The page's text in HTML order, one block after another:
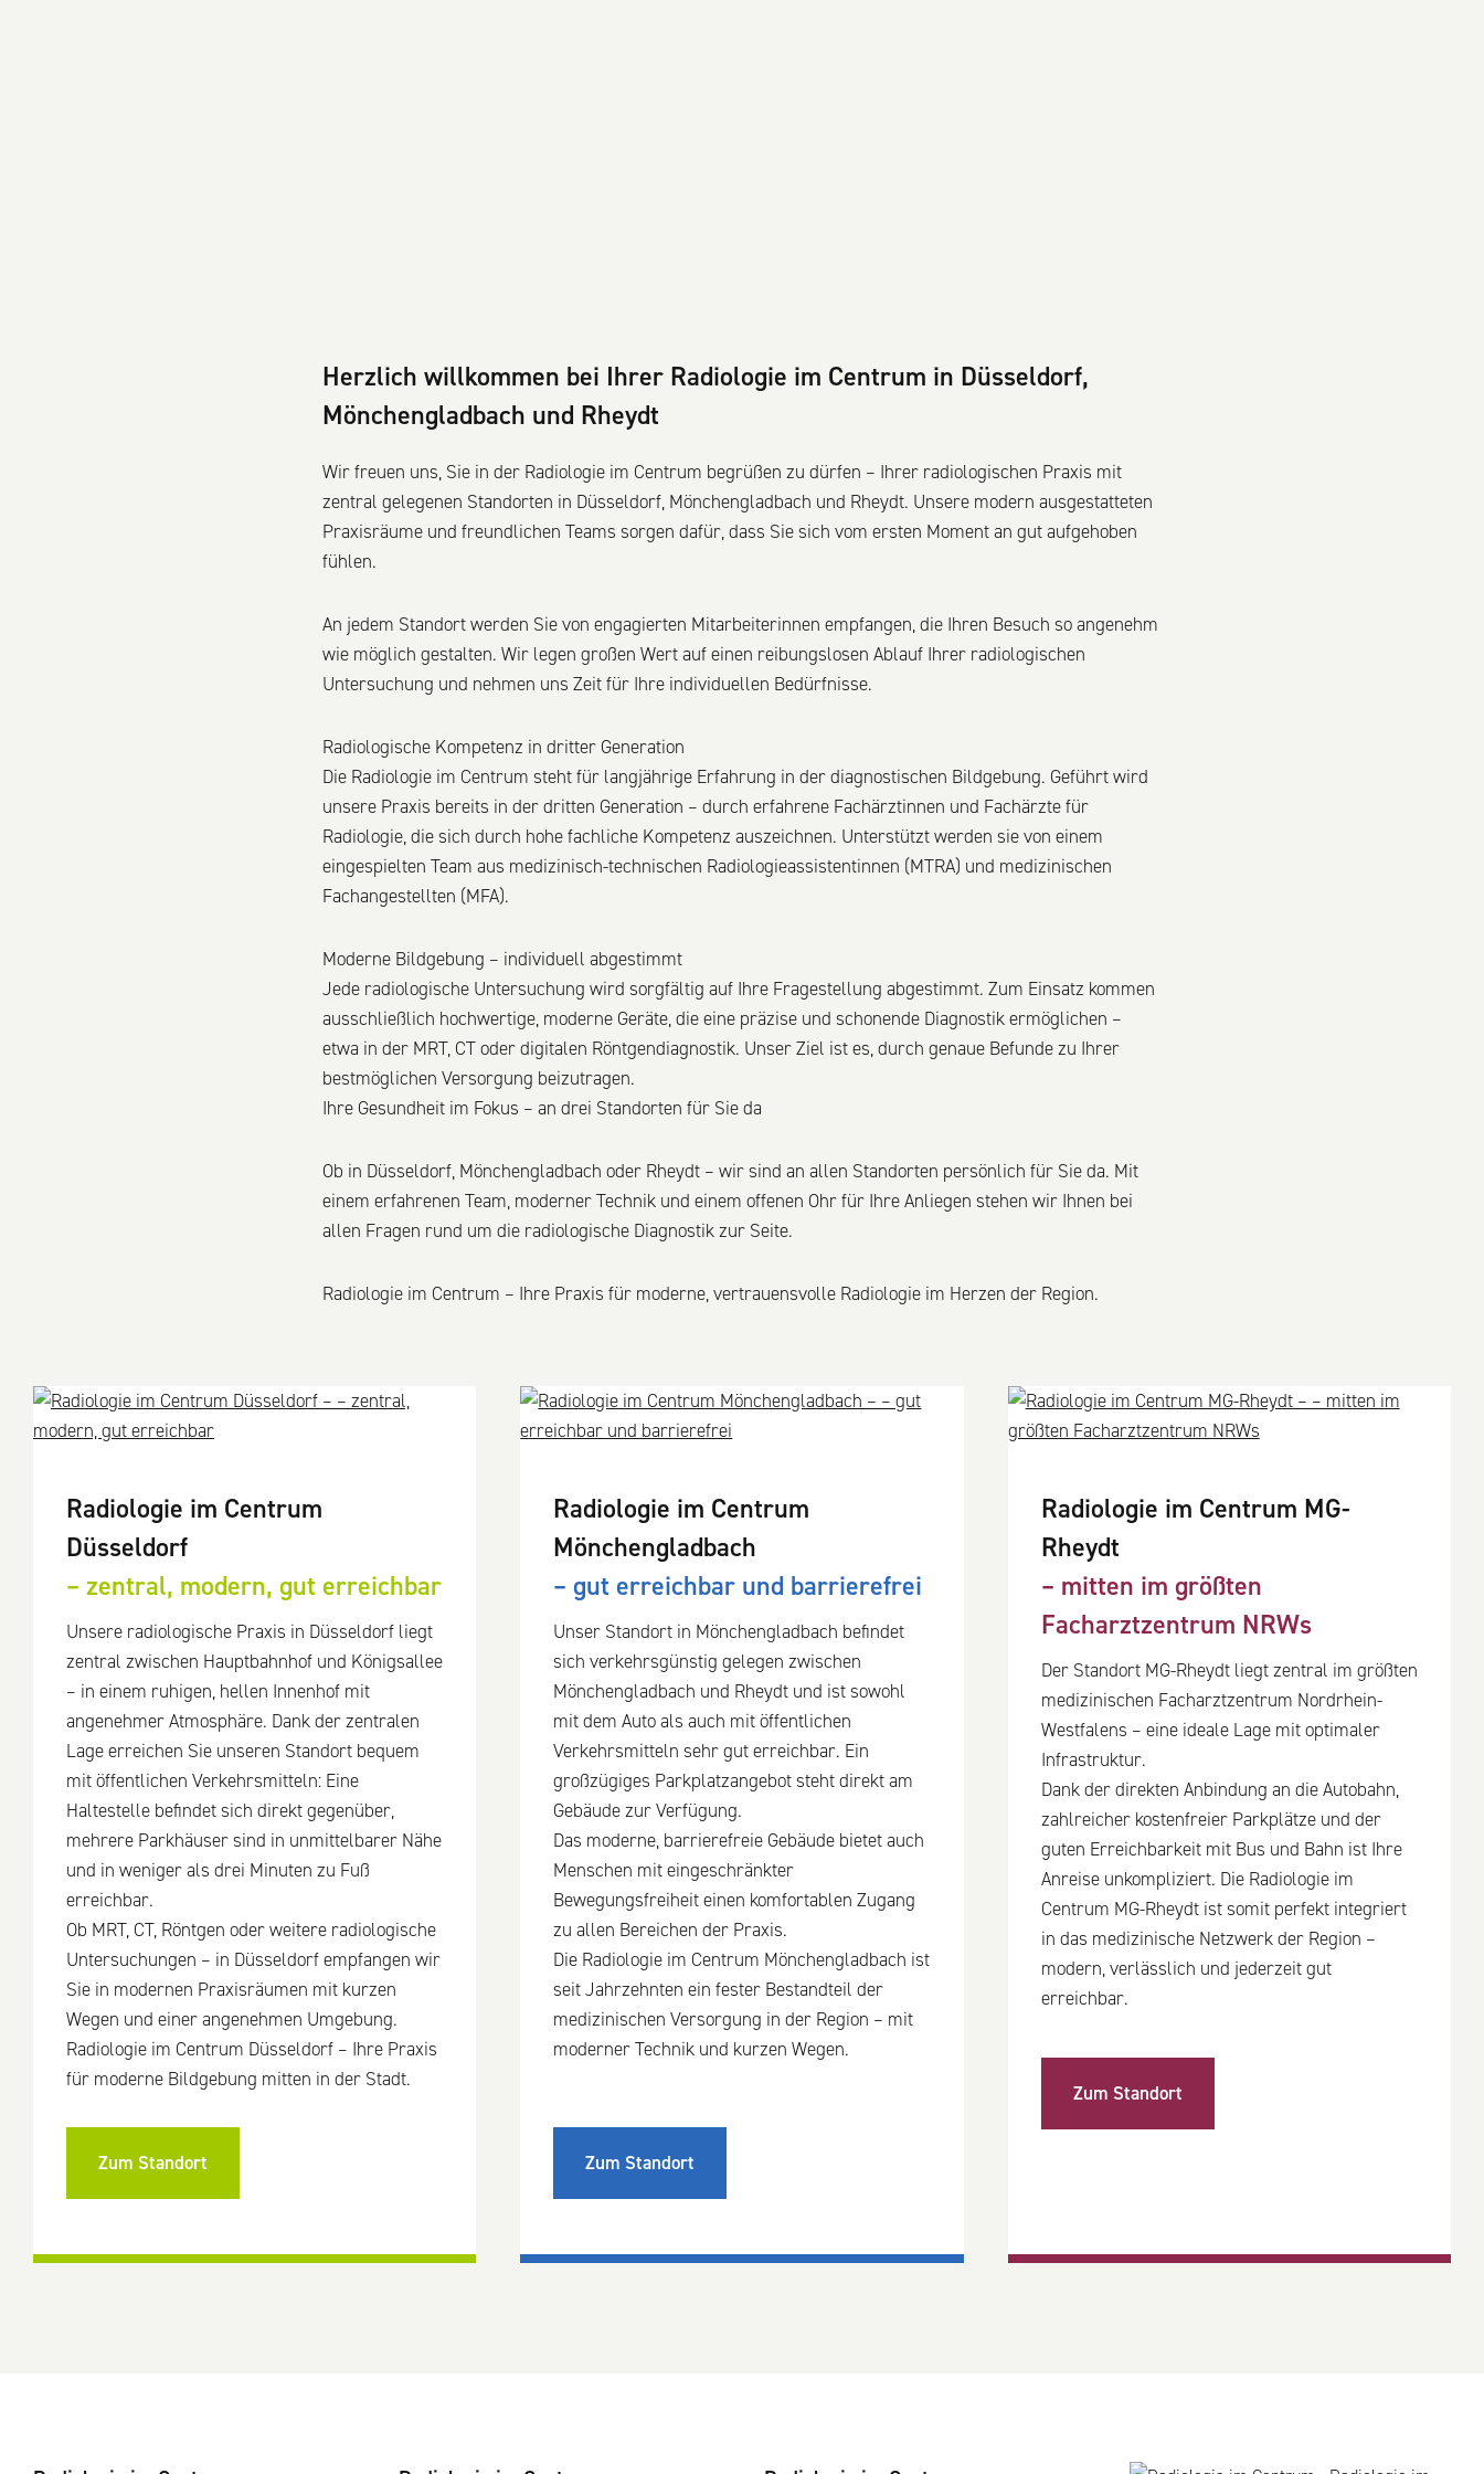
Herzlich willkommen bei Ihrer Radiologie im Centrum in Düsseldorf,
Mönchengladbach und Rheydt
Wir freuen uns, Sie in der Radiologie im Centrum begrüßen zu dürfen – Ihrer radiologischen Praxis mit
zentral gelegenen Standorten in Düsseldorf, Mönchengladbach und Rheydt. Unsere modern ausgestatteten
Praxisräume und freundlichen Teams sorgen dafür, dass Sie sich vom ersten Moment an gut aufgehoben
fühlen.
An jedem Standort werden Sie von engagierten Mitarbeiterinnen empfangen, die Ihren Besuch so angenehm
wie möglich gestalten. Wir legen großen Wert auf einen reibungslosen Ablauf Ihrer radiologischen
Untersuchung und nehmen uns Zeit für Ihre individuellen Bedürfnisse.
Radiologische Kompetenz in dritter Generation
Die Radiologie im Centrum steht für langjährige Erfahrung in der diagnostischen Bildgebung. Geführt wird
unsere Praxis bereits in der dritten Generation – durch erfahrene Fachärztinnen und Fachärzte für
Radiologie, die sich durch hohe fachliche Kompetenz auszeichnen. Unterstützt werden sie von einem
eingespielten Team aus medizinisch-technischen Radiologieassistentinnen (MTRA) und medizinischen
Fachangestellten (MFA).
Moderne Bildgebung – individuell abgestimmt
Jede radiologische Untersuchung wird sorgfältig auf Ihre Fragestellung abgestimmt. Zum Einsatz kommen
ausschließlich hochwertige, moderne Geräte, die eine präzise und schonende Diagnostik ermöglichen –
etwa in der MRT, CT oder digitalen Röntgendiagnostik. Unser Ziel ist es, durch genaue Befunde zu Ihrer
bestmöglichen Versorgung beizutragen.
Ihre Gesundheit im Fokus – an drei Standorten für Sie da
Ob in Düsseldorf, Mönchengladbach oder Rheydt – wir sind an allen Standorten persönlich für Sie da. Mit
einem erfahrenen Team, moderner Technik und einem offenen Ohr für Ihre Anliegen stehen wir Ihnen bei
allen Fragen rund um die radiologische Diagnostik zur Seite.
Radiologie im Centrum – Ihre Praxis für moderne, vertrauensvolle Radiologie im Herzen der Region.
Radiologie im Centrum
Düsseldorf
– zentral, modern, gut erreichbar
Unsere radiologische Praxis in Düsseldorf liegt
zentral zwischen Hauptbahnhof und Königsallee
– in einem ruhigen, hellen Innenhof mit
angenehmer Atmosphäre. Dank der zentralen
Lage erreichen Sie unseren Standort bequem
mit öffentlichen Verkehrsmitteln: Eine
Haltestelle befindet sich direkt gegenüber,
mehrere Parkhäuser sind in unmittelbarer Nähe
und in weniger als drei Minuten zu Fuß
erreichbar.
Ob MRT, CT, Röntgen oder weitere radiologische
Untersuchungen – in Düsseldorf empfangen wir
Sie in modernen Praxisräumen mit kurzen
Wegen und einer angenehmen Umgebung.
Radiologie im Centrum Düsseldorf – Ihre Praxis
für moderne Bildgebung mitten in der Stadt.
Zum Standort
Radiologie im Centrum
Mönchengladbach
– gut erreichbar und barrierefrei
Unser Standort in Mönchengladbach befindet
sich verkehrsgünstig gelegen zwischen
Mönchengladbach und Rheydt und ist sowohl
mit dem Auto als auch mit öffentlichen
Verkehrsmitteln sehr gut erreichbar. Ein
großzügiges Parkplatzangebot steht direkt am
Gebäude zur Verfügung.
Das moderne, barrierefreie Gebäude bietet auch
Menschen mit eingeschränkter
Bewegungsfreiheit einen komfortablen Zugang
zu allen Bereichen der Praxis.
Die Radiologie im Centrum Mönchengladbach ist
seit Jahrzehnten ein fester Bestandteil der
medizinischen Versorgung in der Region – mit
moderner Technik und kurzen Wegen.
Zum Standort
Radiologie im Centrum MG-
Rheydt
– mitten im größten
Facharztzentrum NRWs
Der Standort MG-Rheydt liegt zentral im größten
medizinischen Facharztzentrum Nordrhein-
Westfalens – eine ideale Lage mit optimaler
Infrastruktur.
Dank der direkten Anbindung an die Autobahn,
zahlreicher kostenfreier Parkplätze und der
guten Erreichbarkeit mit Bus und Bahn ist Ihre
Anreise unkompliziert. Die Radiologie im
Centrum MG-Rheydt ist somit perfekt integriert
in das medizinische Netzwerk der Region –
modern, verlässlich und jederzeit gut
erreichbar.
Zum Standort